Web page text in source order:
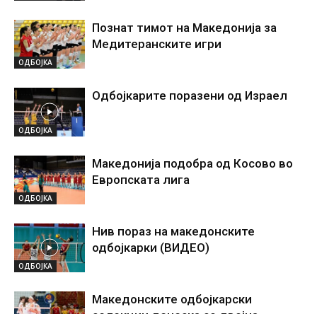
ОДБОЈКА
Познат тимот на Македонија за
Медитеранските игри
ОДБОЈКА
Одбојкарите поразени од Израел
ОДБОЈКА
Македонија подобра од Косово во
Европската лига
ОДБОЈКА
Нив пораз на македонските
одбојкарки (ВИДЕО)
Македонските одбојкарски